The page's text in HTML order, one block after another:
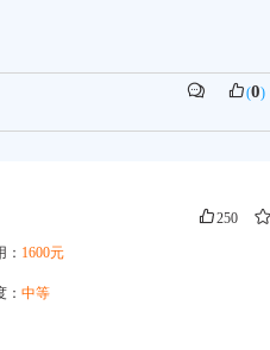
(0)
250
： 1600元
中等